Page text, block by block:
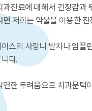
진료에 대해서 긴장감
저희는 약물을 이용한
스의 사랑니 발치나 임
다.
한 두려움으로 치과문